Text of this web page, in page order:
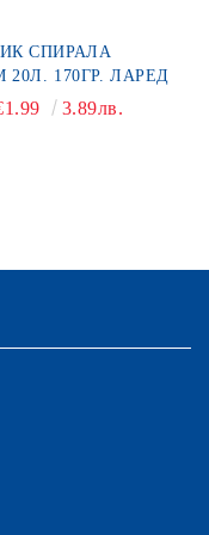
СПИРАЛА
25/35СМ 20Л. 170ГР. ЛАРЕД
3.89лв.